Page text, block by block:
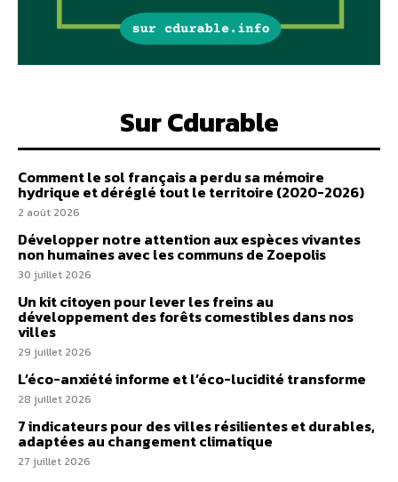
Sur Cdurable
Comment le sol français a perdu sa mémoire
hydrique et déréglé tout le territoire (2020-2026)
2 août 2026
Développer notre attention aux espèces vivantes
non humaines avec les communs de Zoepolis
30 juillet 2026
Un kit citoyen pour lever les freins au
développement des forêts comestibles dans nos
villes
29 juillet 2026
L’éco-anxiété informe et l’éco-lucidité transforme
28 juillet 2026
7 indicateurs pour des villes résilientes et durables,
adaptées au changement climatique
27 juillet 2026